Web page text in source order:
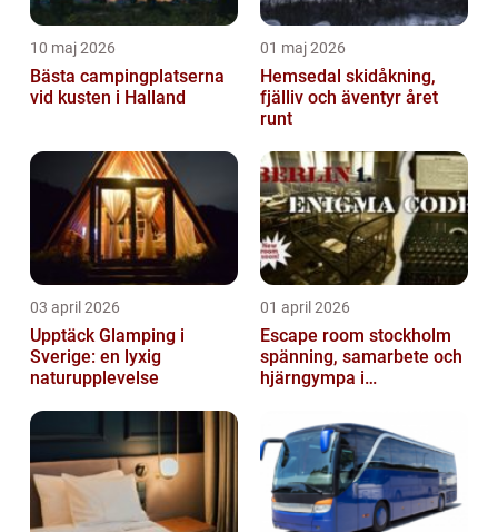
10 maj 2026
Bästa campingplatserna
vid kusten i Halland
01 maj 2026
Hemsedal skidåkning,
fjälliv och äventyr året
runt
03 april 2026
Upptäck Glamping i
Sverige: en lyxig
naturupplevelse
01 april 2026
Escape room stockholm
spänning, samarbete och
hjärngympa i